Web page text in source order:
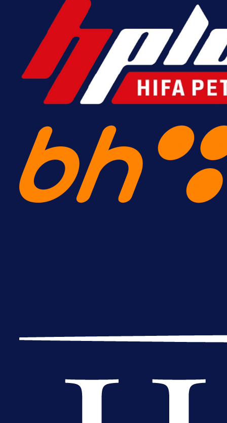
A Selekcija
Nova sezona, stari problemi:
PSV-u!
24 min 13 sekunda